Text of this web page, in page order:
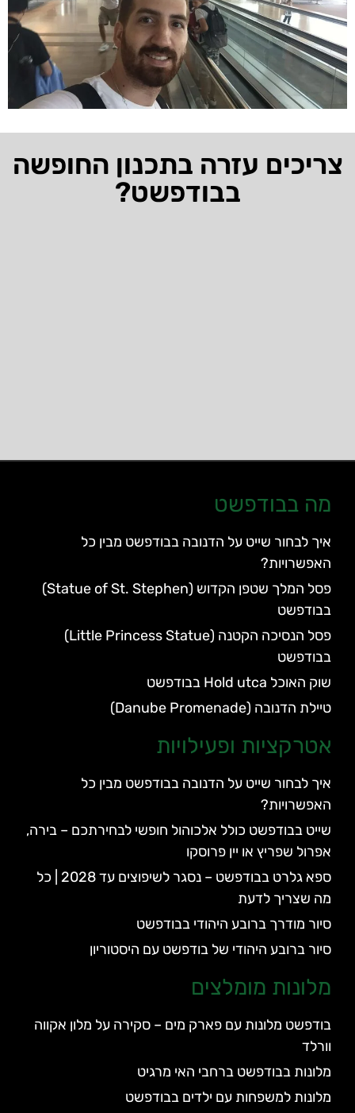
צריכים עזרה בתכנון החופשה
בבודפשט?
מה בבודפשט
איך לבחור שייט על הדנובה בבודפשט מבין כל
האפשרויות?
פסל המלך שטפן הקדוש (Statue of St. Stephen)
בבודפשט
פסל הנסיכה הקטנה (Little Princess Statue)
בבודפשט
שוק האוכל Hold utca בבודפשט
טיילת הדנובה (Danube Promenade)
אטרקציות ופעילויות
איך לבחור שייט על הדנובה בבודפשט מבין כל
האפשרויות?
שייט בבודפשט כולל אלכוהול חופשי לבחירתכם – בירה,
אפרול שפריץ או יין פרוסקו
ספא גלרט בבודפשט – נסגר לשיפוצים עד 2028 | כל
מה שצריך לדעת
סיור מודרך ברובע היהודי בבודפשט
סיור ברובע היהודי של בודפשט עם היסטוריון
מלונות מומלצים
בודפשט מלונות עם פארק מים – סקירה על מלון אקווה
וורלד
מלונות בבודפשט ברחבי האי מרגיט
מלונות למשפחות עם ילדים בבודפשט